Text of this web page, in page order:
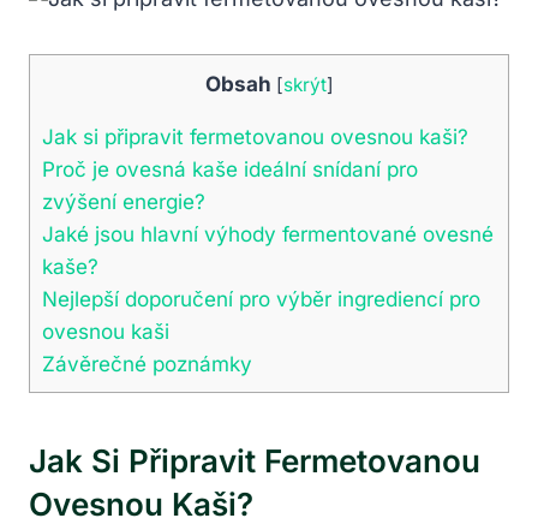
Obsah [skrýt]
Jak si připravit fermetovanou ovesnou kaši?
Proč je ovesná kaše ideální snídaní pro
zvýšení energie?
Jaké jsou hlavní výhody fermentované ovesné
kaše?
Nejlepší doporučení pro výběr ingrediencí pro
ovesnou kaši
Závěrečné poznámky
Jak Si Připravit Fermetovanou
Ovesnou Kaši?